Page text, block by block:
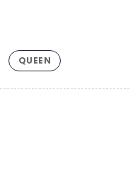
QUEEN
Polialgodón Gris